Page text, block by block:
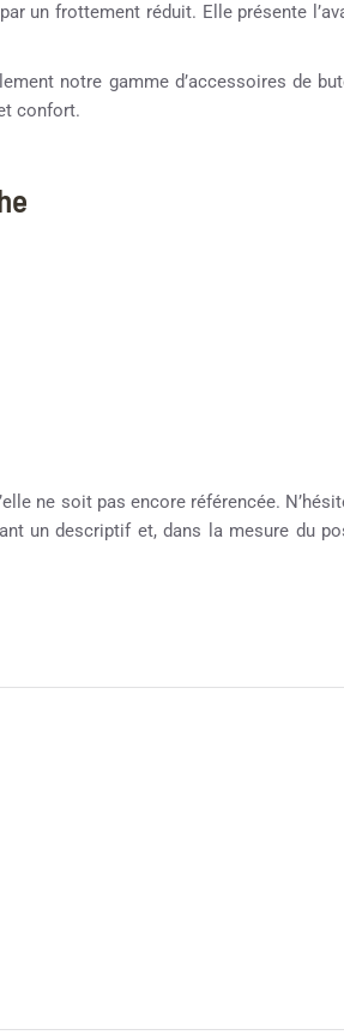
un frottement réduit. Elle présente
notre gamme d’accessoires de
confort.
ne soit pas encore référencée.
un descriptif et, dans la mesure du